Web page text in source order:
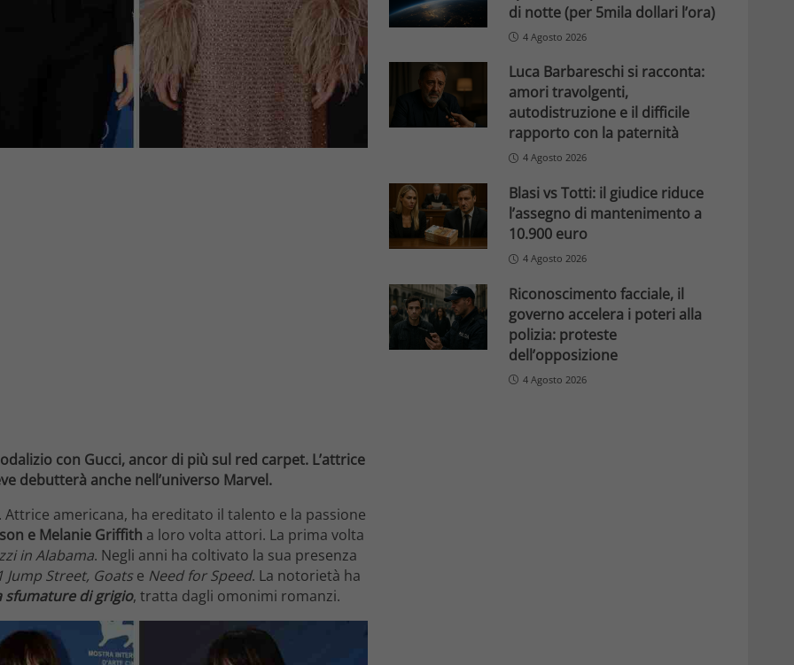
con Gucci, ancor di più sul red carpet. L’attrice
debutterà anche nell’universo Marvel.
. Attrice americana, ha ereditato il talento e la passione
e Melanie Griffith a loro volta attori. La prima volta
in Alabama. Negli anni ha coltivato la sua presenza
Jump Street, Goats e Need for Speed. La notorietà ha
sfumature di grigio, tratta dagli omonimi romanzi.
di notte (per 5mila dollari l’ora)
4 Agosto 2026
Luca Barbareschi si racconta:
amori travolgenti,
autodistruzione e il difficile
rapporto con la paternità
4 Agosto 2026
Blasi vs Totti: il giudice riduce
l’assegno di mantenimento a
10.900 euro
4 Agosto 2026
Riconoscimento facciale, il
governo accelera i poteri alla
polizia: proteste
dell’opposizione
4 Agosto 2026